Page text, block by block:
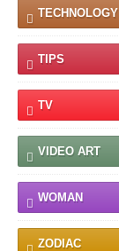
TECHNOLOGY
TIPS
TV
VIDEO ART
WOMAN
ZODIAC